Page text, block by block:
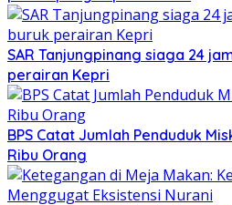
SAR Tanjungpinang siaga 24
perairan Kepri
BPS Catat Jumlah Penduduk
Ribu Orang